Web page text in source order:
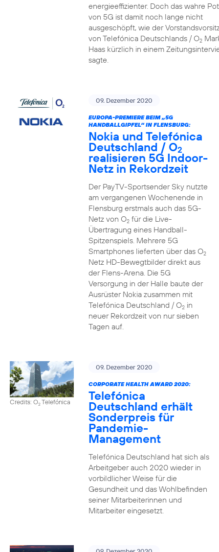
energieeffizienter. Doch das wahre
von 5G ist damit noch lange nicht
ausgeschöpft, wie der
von Telefónica Deutschlands / O2
Haas kürzlich in einem
sagte.
09. Dezember 2020
EUROPA-PREMIERE BEIM „5G
HANDBALLGIPFEL“ IN FLENSBURG:
Nokia und Telefónica
Deutschland / O2
realisieren 5G Indoor-
Netz in Rekordzeit
Der PayTV-Sportsender Sky nutzte
am vergangenen Wochenende in
Flensburg erstmals auch das 5G-
Netz von O2für die Live-
Übertragung eines Handball-
Spitzenspiels. Mehrere 5G
Smartphones lieferten über das O2
Netz HD-Bewegtbilder direkt aus
der Flens-Arena. Die 5G
Versorgung in der Halle baute der
Ausrüster Nokia zusammen mit
Telefónica Deutschland / O2in
neuer Rekordzeit von nur sieben
Tagen auf.
Credits: O2Telefónica
09. Dezember 2020
CORPORATE HEALTH AWARD 2020:
Telefónica
Deutschland erhält
Sonderpreis für
Pandemie-
Management
Telefónica Deutschland hat sich als
Arbeitgeber auch 2020 wieder in
vorbildlicher Weise für die
Gesundheit und das Wohlbefinden
seiner Mitarbeiterinnen und
Mitarbeiter eingesetzt.